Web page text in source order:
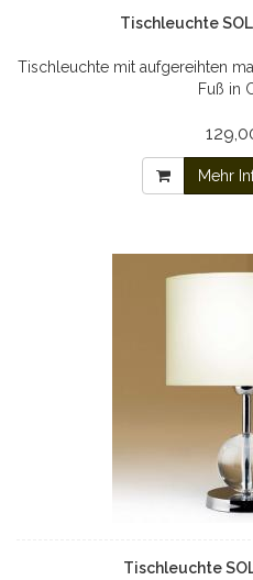
Tischleuchte
Tischleuchte mit aufgereihten
Fuß in
Mehr
Tischleuchte